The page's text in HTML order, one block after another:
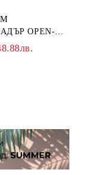
OPEN-
TECHNOLOGY